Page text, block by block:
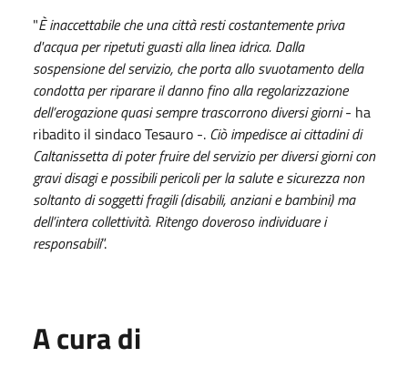
"È inaccettabile che una città resti costantemente priva
d'acqua per ripetuti guasti alla linea idrica. Dalla
sospensione del servizio, che porta allo svuotamento della
condotta per riparare il danno fino alla regolarizzazione
dell’erogazione quasi sempre trascorrono diversi giorni- ha
ribadito il sindaco Tesauro -. Ciò impedisce ai cittadini di
Caltanissetta di poter fruire del servizio per diversi giorni con
gravi disagi e possibili pericoli per la salute e sicurezza non
soltanto di soggetti fragili (disabili, anziani e bambini) ma
dell’intera collettività. Ritengo doveroso individuare i
responsabili”.
A cura di